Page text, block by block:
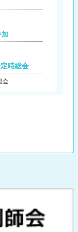
時総会
会